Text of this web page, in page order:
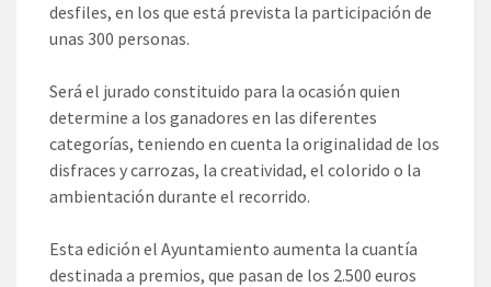
desfiles, en los que está prevista la participación de
unas 300 personas.
Será el jurado constituido para la ocasión quien
determine a los ganadores en las diferentes
categorías, teniendo en cuenta la originalidad de los
disfraces y carrozas, la creatividad, el colorido o la
ambientación durante el recorrido.
Esta edición el Ayuntamiento aumenta la cuantía
destinada a premios, que pasan de los 2.500 euros